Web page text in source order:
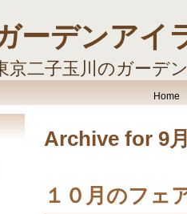
ーデンアイ
京二子玉川のガーデ
Home
Archive for 9
１０月のフェ